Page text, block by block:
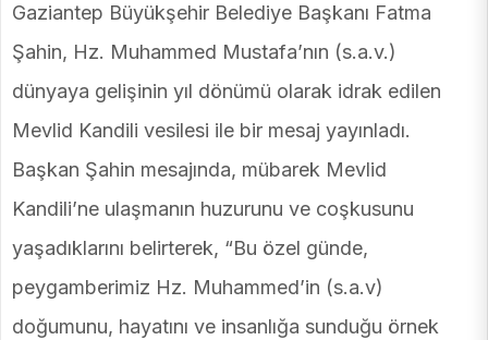
Gaziantep Büyükşehir Belediye Başkanı Fatma
Şahin, Hz. Muhammed Mustafa’nın (s.a.v.)
dünyaya gelişinin yıl dönümü olarak idrak edilen
Mevlid Kandili vesilesi ile bir mesaj yayınladı.
Başkan Şahin mesajında, mübarek Mevlid
Kandili’ne ulaşmanın huzurunu ve coşkusunu
yaşadıklarını belirterek, “Bu özel günde,
peygamberimiz Hz. Muhammed’in (s.a.v)
doğumunu, hayatını ve insanlığa sunduğu örnek